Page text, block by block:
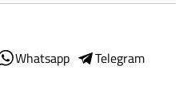
Whatsapp
Telegram